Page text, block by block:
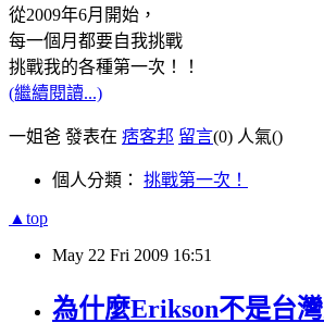
從2009年6月開始，
每一個月都要自我挑戰
挑戰我的各種第一次！！
(繼續閱讀...)
一姐爸 發表在 痞客邦 留言(0) 人氣()
個人分類： 挑戰第一次！
▲top
May 22 Fri 2009 16:51
為什麼Erikson不是台